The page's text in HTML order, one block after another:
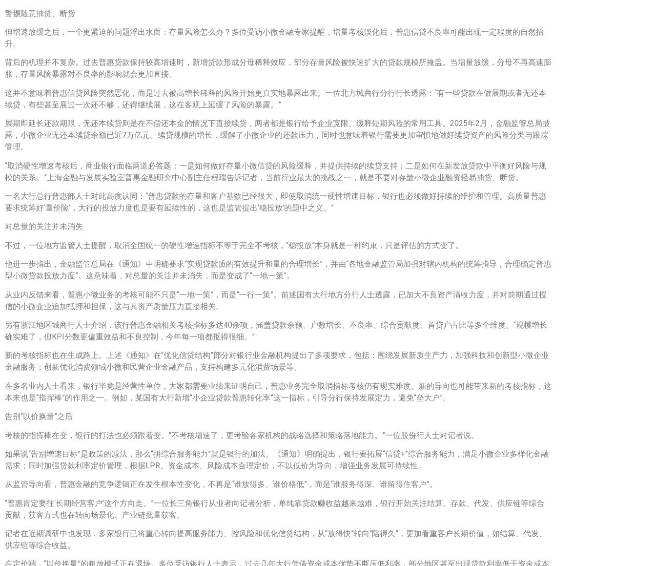
警惕随意抽贷、断贷
但增速放缓之后，一个更紧迫的问题浮出水面：存量风险怎么办？多位受访小微金融专家提醒，增量考核淡化后，普惠信贷不良率可能出现一定程度的自然抬
升。
背后的机理并不复杂。过去普惠贷款保持较高增速时，新增贷款形成分母稀释效应，部分存量风险被快速扩大的贷款规模所掩盖。当增量放缓，分母不再高速膨
胀，存量风险暴露对不良率的影响就会更加直接。
这并不意味着普惠信贷风险突然恶化，而是过去被高增长稀释的风险开始更真实地暴露出来。一位北方城商行分行行长透露：“有一些贷款在做展期或者无还本
续贷，有些甚至展过一次还不够，还得继续展，这在客观上延缓了风险的暴露。”
展期即延长还款期限，无还本续贷则是在不偿还本金的情况下直接续贷，两者都是银行给予企业宽限、缓释短期风险的常用工具。2025年2月，金融监管总局披
露，小微企业无还本续贷余额已近7万亿元。续贷规模的增长，缓解了小微企业的还款压力，同时也意味着银行需要更加审慎地做好续贷资产的风险分类与跟踪
管理。
“取消硬性增速考核后，商业银行面临两道必答题：一是如何做好存量小微信贷的风险缓释，并提供持续的续贷支持；二是如何在新发放贷款中平衡好风险与规
模的关系。”上海金融与发展实验室普惠金融研究中心副主任程瑞告诉记者，当前行业最大的挑战之一，就是不要对存量小微企业融资轻易抽贷、断贷。
一名大行总行普惠部人士对此高度认同：“普惠贷款的存量和客户基数已经很大，即使取消统一硬性增速目标，银行也必须做好持续的维护和管理。高质量普惠
要求统筹好‘量价险’，大行的投放力度也是要有延续性的，这也是监管提出‘稳投放’的题中之义。”
对总量的关注并未消失
不过，一位地方监管人士提醒，取消全国统一的硬性增速指标不等于完全不考核，“稳投放”本身就是一种约束，只是评估的方式变了。
他进一步指出，金融监管总局在《通知》中明确要求“实现贷款质的有效提升和量的合理增长”，并由“各地金融监管局加强对辖内机构的统筹指导，合理确定普惠
型小微贷款投放力度”。这意味着，对总量的关注并未消失，而是变成了“一地一策”。
从业内反馈来看，普惠小微业务的考核可能不只是“一地一策”，而是“一行一策”。前述国有大行地方分行人士透露，已加大不良资产清收力度，并对前期通过授
信的小微企业追加抵押和担保，这与其资产质量压力直接相关。
另有浙江地区城商行人士介绍，该行普惠金融相关考核指标多达40余项，涵盖贷款余额、户数增长、不良率、综合贡献度、首贷户占比等多个维度。“规模增长
确实难了，但KPI分数更偏重效益和不良控制，今年每一项都抠得很细。”
新的考核指标也在生成路上。上述《通知》在“优化信贷结构”部分对银行业金融机构提出了多项要求，包括：围绕发展新质生产力，加强科技和创新型小微企业
金融服务；创新优化消费领域小微和民营企业金融产品，支持构建多元化消费场景等。
在多名业内人士看来，银行毕竟是经营性单位，大家都需要业绩来证明自己，普惠业务完全取消指标考核仍有现实难度。新的导向也可能带来新的考核指标，这
本来也是“指挥棒”的作用之一。例如，某国有大行新增“小企业贷款普惠转化率”这一指标，引导分行保持发展定力，避免“垒大户”。
告别“以价换量”之后
考核的指挥棒在变，银行的打法也必须跟着变。“不考核增速了，更考验各家机构的战略选择和策略落地能力。”一位股份行人士对记者说。
如果说“告别增速目标”是政策的减法，那么“拼综合服务能力”就是银行的加法。《通知》明确提出，银行要拓展“信贷+”综合服务能力，满足小微企业多样化金融
需求；同时加强贷款利率定价管理，根据LPR、资金成本、风险成本合理定价，不以低价为导向，增强业务发展可持续性。
从监管导向看，普惠金融的竞争逻辑正在发生根本性变化，不再是“谁放得多、谁价格低”，而是“谁服务得深、谁留得住客户”。
“普惠肯定要往‘长期经营客户’这个方向走。”一位长三角银行从业者向记者分析，单纯靠贷款赚收益越来越难，银行开始关注结算、存款、代发、供应链等综合
贡献，获客方式也在转向场景化、产业链批量获客。
记者在近期调研中也发现，多家银行已将重心转向提高服务能力、控风险和优化信贷结构，从“放得快”转向“陪得久”，更加看重客户长期价值，如结算、代发、
供应链等综合收益。
在定价端，“以价换量”的粗放模式正在退场。多位受访银行人士表示，过去几年大行凭借资金成本优势不断压低利率，部分地区甚至出现贷款利率低于资金成本